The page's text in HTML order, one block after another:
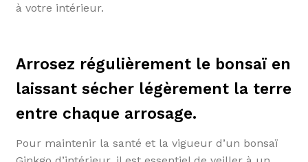
à votre intérieur.
Arrosez régulièrement le bonsaï en
laissant sécher légèrement la terre
entre chaque arrosage.
Pour maintenir la santé et la vigueur d’un bonsaï